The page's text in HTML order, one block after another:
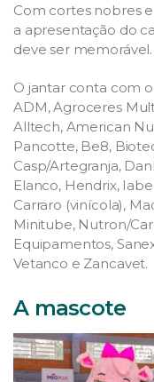
Com cortes nobres
a apresentação do
deve ser memorável.
O jantar conta com
ADM, Agroceres
Alltech, American
Pancotte, Be8,
Casp/Artegranja,
Elanco, Hendrix,
Carraro (vinícola),
Minitube, Nutron/
Equipamentos,
Vetanco e Zancavet.
A mascote